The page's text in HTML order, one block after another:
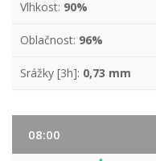
Vlhkost: 90%
Oblačnost: 96%
Srážky [3h]: 0,73 mm
08:00